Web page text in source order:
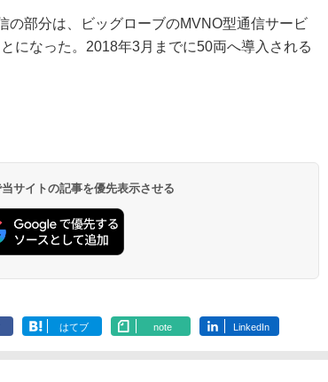
部分は、ビッグローブのMVNO型通信サービ
になった。2018年3月までに50両へ導入される
サイトの記事を優先表示させる
はてブ note LinkedIn